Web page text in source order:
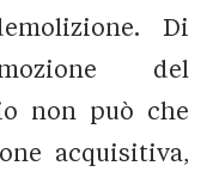
Di
del
non può che
acquisitiva,